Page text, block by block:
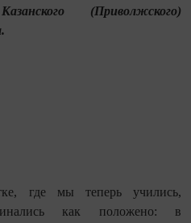
(Приволжского)
где мы теперь учились,
как положено: в